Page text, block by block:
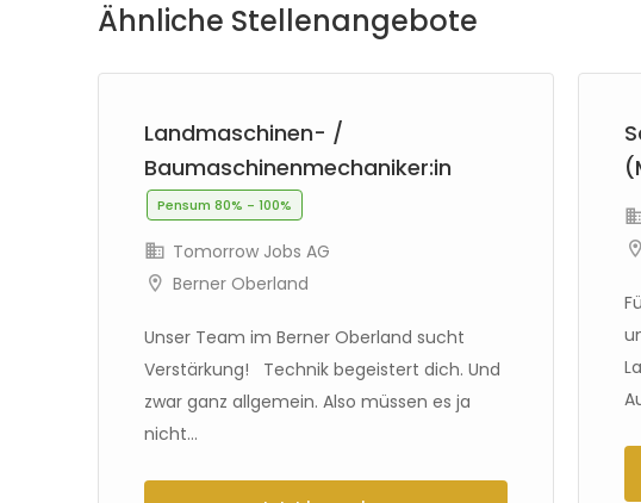
Ähnliche Stellenangebote
Landmaschinen- /
Baumaschinenmechaniker:in
Pensum 80% - 100%
Tomorrow Jobs AG
Berner Oberland
Unser Team im Berner Oberland sucht
Verstärkung! Technik begeistert dich. Und
zwar ganz allgemein. Also müssen es ja
nicht...